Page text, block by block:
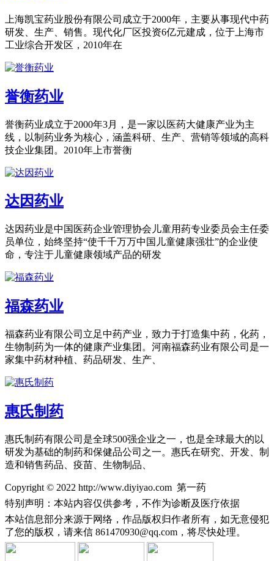
上海凯宝药业股份有限公司成立于2000年，主要从事现代中药
研发、生产、销售。现代化厂区投资6亿元建成，位于上海市
工业综合开发区，2010年在
誉衡药业
誉衡药业成立于2000年3月，是一家以医药大健康产业为主
线，以制药业务为核心，涵盖科研、生产、营销等领域的高科
技企业集团。2010年上市誉衡
达因药业
达因药业是中国医药企业管理协会儿童用药专业委员会主任委
员单位，始终坚持“使千千万万中国儿童健康强壮”的企业使
命，专注于儿童健康领域产品的研发
福森药业
福森药业有限公司立足中药产业，致力于打造集中药，化药，
生物制药为一体的健康产业集团。河南福森药业有限公司是一
家集中药材种植、药品研发、生产、
惠氏制药
惠氏制药有限公司是全球500强企业之一，也是全球最大的以
研发为基础的制药和保健品公司之一。惠氏在研究、开发、制
造和销售药品、疫苗、生物制品、
Copyright © 2022 http://www.diyiyao.com 第一药
特别声明：本站内容仅供参考，不作为诊断及医疗依据
本站信息部分来源于网络，作品版权归作者所有，如无意侵犯
了您的版权，请来信 861470930@qq.com，将尽快处理。